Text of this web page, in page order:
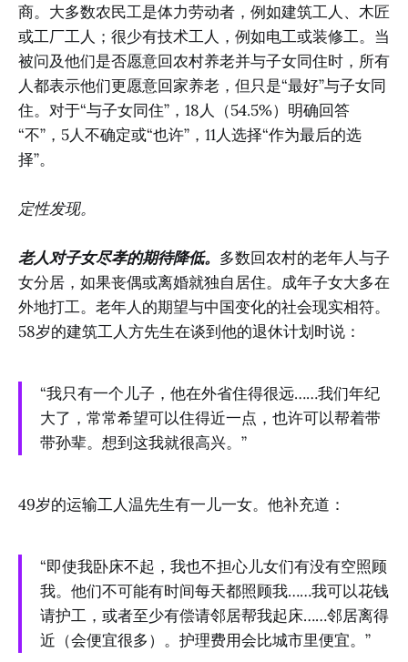
商。大多数农民工是体力劳动者，例如建筑工人、木匠
或工厂工人；很少有技术工人，例如电工或装修工。当
被问及他们是否愿意回农村养老并与子女同住时，所有
人都表示他们更愿意回家养老，但只是“最好”与子女同
住。对于“与子女同住”，18人（54.5%）明确回答
“不”，5人不确定或“也许”，11人选择“作为最后的选
择”。
定性发现。
老人对子女尽孝的期待降低。 多数回农村的老年人与子
女分居，如果丧偶或离婚就独自居住。成年子女大多在
外地打工。老年人的期望与中国变化的社会现实相符。
58岁的建筑工人方先生在谈到他的退休计划时说：
“我只有一个儿子，他在外省住得很远……我们年纪
大了，常常希望可以住得近一点，也许可以帮着带
带孙辈。想到这我就很高兴。”
49岁的运输工人温先生有一儿一女。他补充道：
“即使我卧床不起，我也不担心儿女们有没有空照顾
我。他们不可能有时间每天都照顾我……我可以花钱
请护工，或者至少有偿请邻居帮我起床……邻居离得
近（会便宜很多）。护理费用会比城市里便宜。”